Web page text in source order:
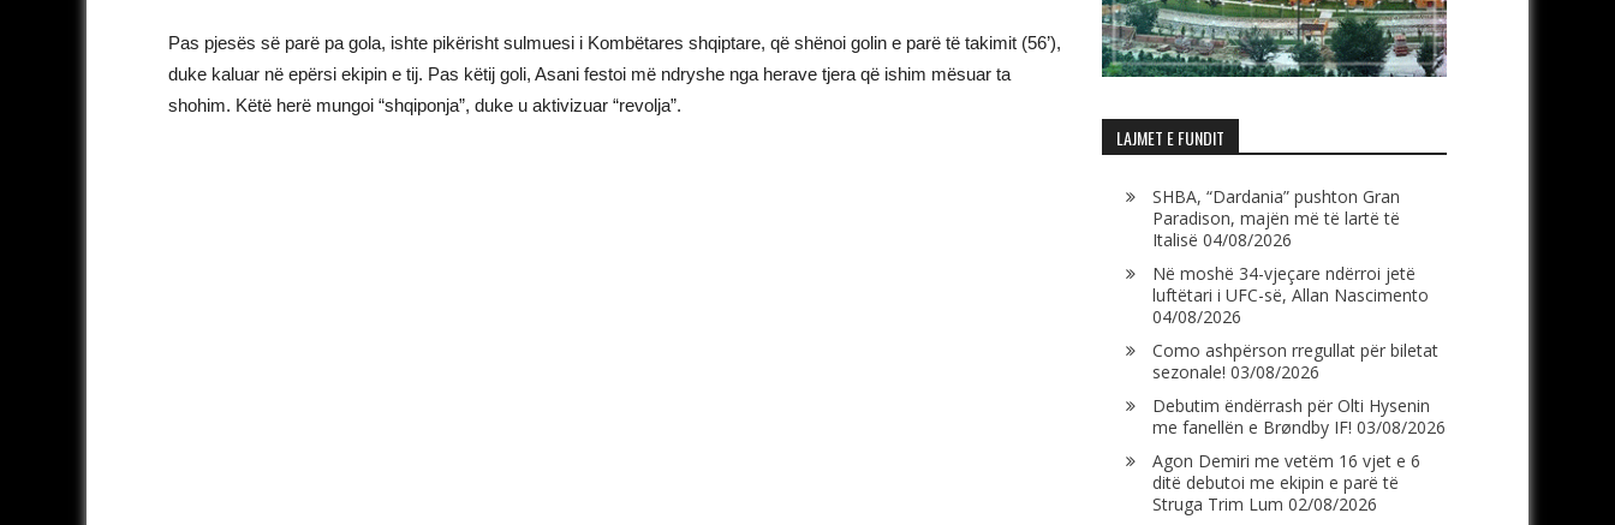
Pas pjesës së parë pa gola, ishte pikërisht sulmuesi i Kombëtares shqiptare, që shënoi golin e parë të takimit (56’),
duke kaluar në epërsi ekipin e tij. Pas këtij goli, Asani festoi më ndryshe nga herave tjera që ishim mësuar ta
shohim. Këtë herë mungoi “shqiponja”, duke u aktivizuar “revolja”.
LAJMET E FUNDIT
SHBA, “Dardania” pushton Gran
Paradison, majën më të lartë të
Italisë 04/08/2026
Në moshë 34-vjeçare ndërroi jetë
luftëtari i UFC-së, Allan Nascimento
04/08/2026
Como ashpërson rregullat për biletat
sezonale! 03/08/2026
Debutim ëndërrash për Olti Hysenin
me fanellën e Brøndby IF! 03/08/2026
Agon Demiri me vetëm 16 vjet e 6
ditë debutoi me ekipin e parë të
Struga Trim Lum 02/08/2026